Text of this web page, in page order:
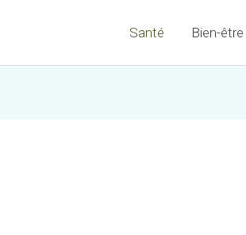
Santé Bien-être